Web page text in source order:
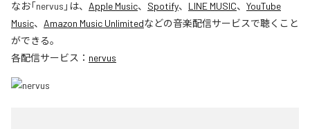
なお「nervus 」は、 Apple Music、 Spotify、 LINE MUSIC、 YouTube
Music、 Amazon Music Unlimitedなどの音楽配信サービスで聴くこと
ができる。
各配信サービス： nervus